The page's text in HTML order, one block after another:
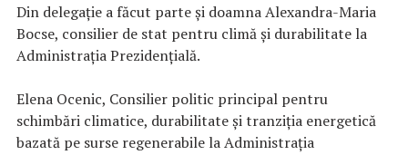
Din delegaţie a făcut parte şi doamna Alexandra-Maria
Bocse, consilier de stat pentru climă și durabilitate la
Administraţia Prezidenţială.
Elena Ocenic, Consilier politic principal pentru
schimbări climatice, durabilitate și tranziția energetică
bazată pe surse regenerabile la Administraţia